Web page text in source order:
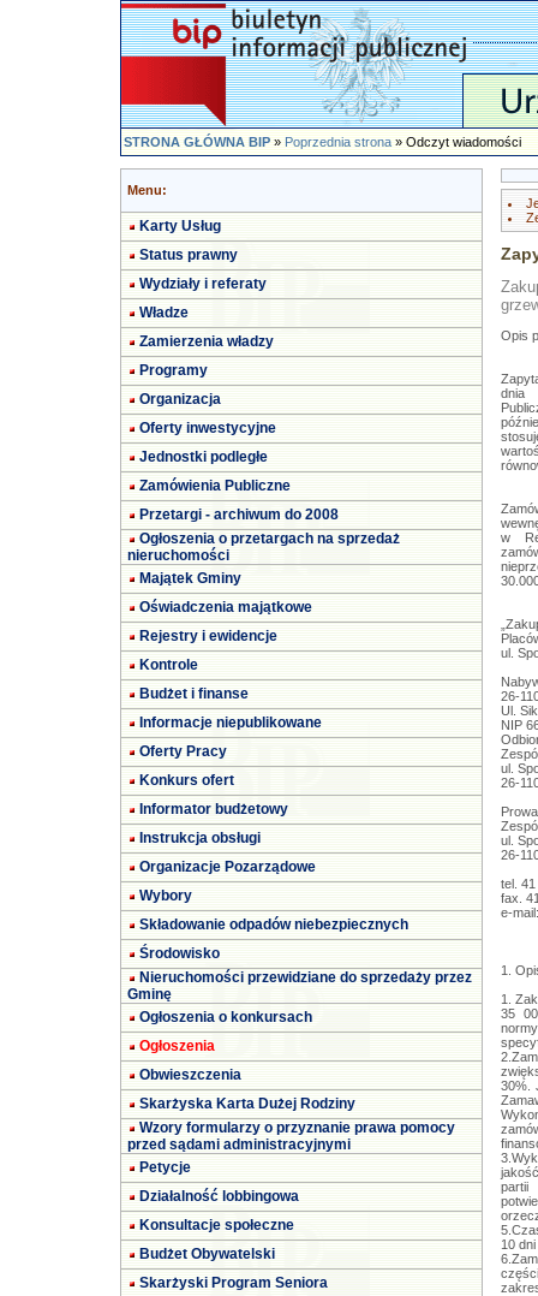
STRONA GŁÓWNA BIP»Poprzednia strona» Odczyt wiadomości
Menu:
Karty Usług
Status prawny
Wydziały i referaty
Władze
Zamierzenia władzy
Programy
Organizacja
Oferty inwestycyjne
Jednostki podległe
Zamówienia Publiczne
Przetargi - archiwum do 2008
Ogłoszenia o przetargach na sprzedaż
nieruchomości
Majątek Gminy
Oświadczenia majątkowe
Rejestry i ewidencje
Kontrole
Budżet i finanse
Informacje niepublikowane
Oferty Pracy
Konkurs ofert
Informator budżetowy
Instrukcja obsługi
Organizacje Pozarządowe
Wybory
Składowanie odpadów niebezpiecznych
Środowisko
Nieruchomości przewidziane do sprzedaży przez
Gminę
Ogłoszenia o konkursach
Ogłoszenia
Obwieszczenia
Skarżyska Karta Dużej Rodziny
Wzory formularzy o przyznanie prawa pomocy
przed sądami administracyjnymi
Petycje
Działalność lobbingowa
Konsultacje społeczne
Budżet Obywatelski
Skarżyski Program Seniora
Opis
dnia
w
ul.
26-
Ul.
NIP
ul.
26-
ul.
26-
tel.
fax.
e-
1.
1.
35
30%.
10